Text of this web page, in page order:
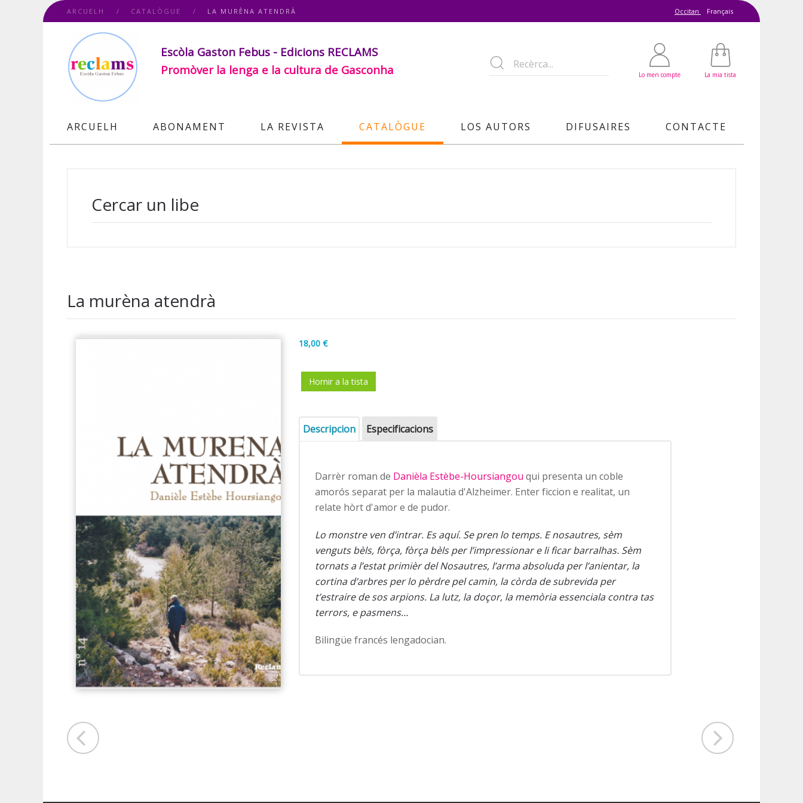
ARCUELH CATALÒGUE LA MURÈNA ATENDRÀ Occitan Français
Escòla Gaston Febus - Edicions RECLAMS
Promòver la lenga e la cultura de Gasconha
Lo men compte La mia tista
ARCUELH ABONAMENT LA REVISTA CATALÒGUE LOS AUTORS DIFUSAIRES CONTACTE
Cercar un libe
La murèna atendrà
18,00 €
Hornir a la tista
Descripcion Especificacions
Darrèr roman de Danièla Estèbe-Hoursiangou qui presenta un coble
amorós separat per la malautia d'Alzheimer. Enter ficcion e realitat, un
relate hòrt d'amor e de pudor.
Lo monstre ven d’intrar. Es aquí. Se pren lo temps. E nosautres, sèm
venguts bèls, fòrça, fòrça bèls per l’impressionar e li ficar barralhas. Sèm
tornats a l’estat primièr del Nosautres, l’arma absoluda per l’anientar, la
cortina d’arbres per lo pèrdre pel camin, la còrda de subrevida per
t’estraire de sos arpions. La lutz, la doçor, la memòria essenciala contra tas
terrors, e pasmens…
Bilingüe francés lengadocian.